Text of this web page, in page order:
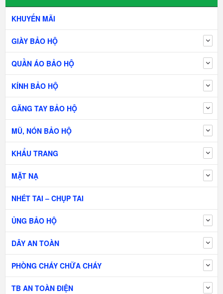
KHUYẾN MÃI
GIÀY BẢO HỘ
QUẦN ÁO BẢO HỘ
KÍNH BẢO HỘ
GĂNG TAY BẢO HỘ
MŨ, NÓN BẢO HỘ
KHẨU TRANG
MẶT NẠ
NHÉT TAI – CHỤP TAI
ỦNG BẢO HỘ
DÂY AN TOÀN
PHÒNG CHÁY CHỮA CHÁY
TB AN TOÀN ĐIỆN